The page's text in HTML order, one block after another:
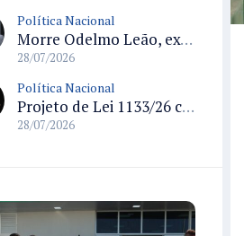
Política Nacional
Morre Odelmo Leão, ex-deputado federal e duas vezes prefeito de Uberlândia, aos 80 anos
28/07/2026
Política Nacional
Projeto de Lei 1133/26 cria política de atendimento psicológico voluntário com dedução no Imposto de Renda
28/07/2026